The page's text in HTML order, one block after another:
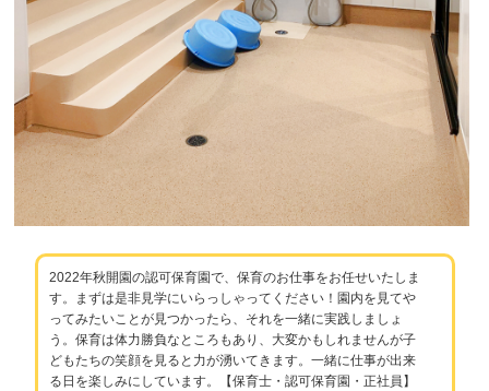
2022年秋開園の認可保育園で、保育のお仕事をお任せいたしま
す。まずは是非見学にいらっしゃってください！園内を見てや
ってみたいことが見つかったら、それを一緒に実践しましょ
う。保育は体力勝負なところもあり、大変かもしれませんが子
どもたちの笑顔を見ると力が湧いてきます。一緒に仕事が出来
る日を楽しみにしています。【保育士・認可保育園・正社員】